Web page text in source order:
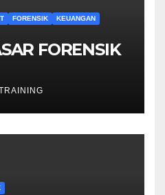
FORENSIK
KEUANGAN
FORENSIK